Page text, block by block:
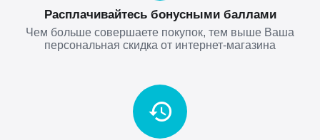
Расплачивайтесь бонусными баллами
Чем больше совершаете покупок, тем выше Ваша
персональная скидка от интернет-магазина